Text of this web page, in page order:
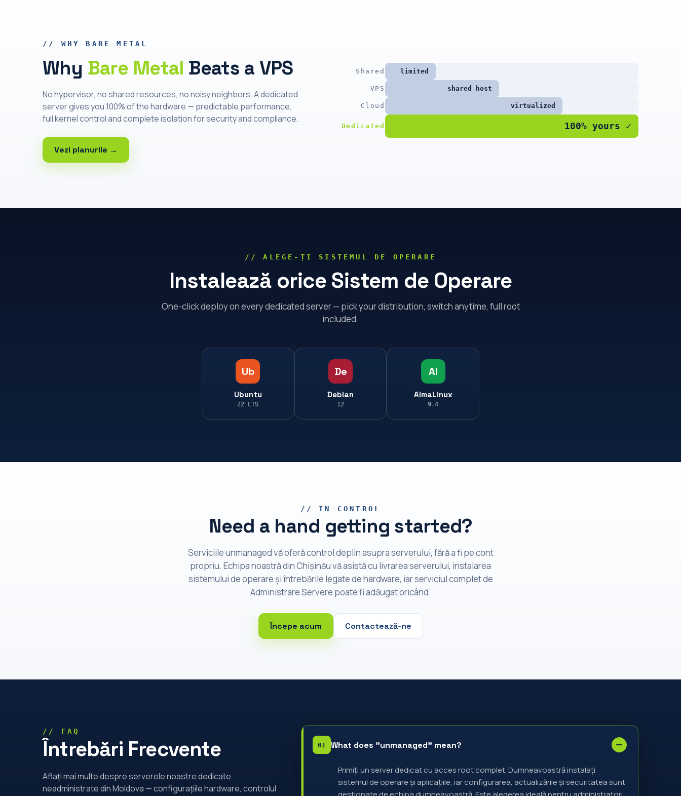
// WHY BARE METAL
Why Bare Metal Beats a VPS
No hypervisor, no shared resources, no noisy neighbors. A dedicated
server gives you 100% of the hardware — predictable performance,
full kernel control and complete isolation for security and compliance.
Vezi planurile →
Shared limited
VPS shared host
Cloud virtualized
Dedicated 100% yours ✓
// ALEGE-ȚI SISTEMUL DE OPERARE
Instalează orice Sistem de Operare
One-click deploy on every dedicated server — pick your distribution, switch anytime, full root
included.
Ub
Ubuntu
22 LTS
De
Debian
12
Al
AlmaLinux
9.4
// IN CONTROL
Need a hand getting started?
Serviciile unmanaged vă oferă control deplin asupra serverului, fără a fi pe cont
propriu. Echipa noastră din Chișinău vă asistă cu livrarea serverului, instalarea
sistemului de operare și întrebările legate de hardware, iar serviciul complet de
Administrare Servere poate fi adăugat oricând.
Începe acum Contactează-ne
// FAQ
Întrebări Frecvente
Aflați mai multe despre serverele noastre dedicate
neadministrate din Moldova — configurațiile hardware, controlul
What does "unmanaged" mean?
Primiți un server dedicat cu acces root complet. Dumneavoastră instalați
sistemul de operare și aplicațiile, iar configurarea, actualizările și securitatea sunt